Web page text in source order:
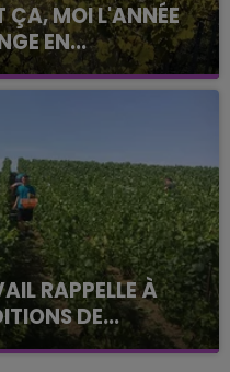
ÇA, MOI L'ANNÉE
EN...
a débuté ce jeudi 6
(Aube). Du
RAPPELLE À
DE...
des vendange 2026